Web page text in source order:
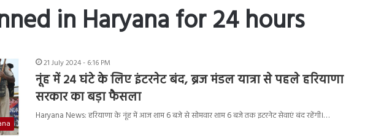
in Haryana for 24 hours
21 July 2024 - 6:16 PM
नूंह में 24 घंटे के लिए इंटरनेट बंद, ब्रज मंडल यात्रा से पहले हरियाणा
सरकार का बड़ा फैसला
Haryana News: हरियाणा के नूंह में आज शाम 6 बजे से सोमवार शाम 6 बजे तक इटरनेट सेवाएं बंद रहेंगी।…